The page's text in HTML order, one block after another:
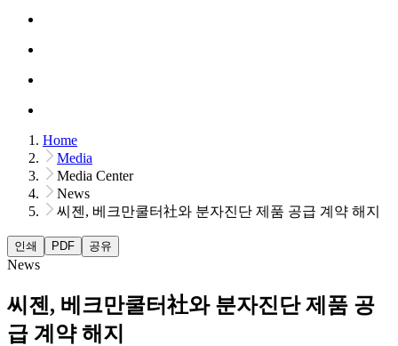
Home
Media
Media Center
News
씨젠, 베크만쿨터社와 분자진단 제품 공급 계약 해지
인쇄 PDF 공유
News
씨젠, 베크만쿨터社와 분자진단 제품 공
급 계약 해지